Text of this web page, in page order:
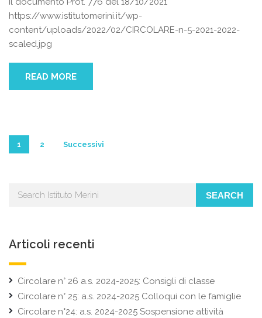
https://www.istitutomerini.it/wp-
content/uploads/2022/02/CIRCOLARE-n-5-2021-2022-
scaled.jpg
READ MORE
Paginazione
articoli
1 2 Successivi
SEARCH
Articoli recenti
Circolare n° 26 a.s. 2024-2025: Consigli di classe
Circolare n° 25: a.s. 2024-2025 Colloqui con le famiglie
Circolare n°24: a.s. 2024-2025 Sospensione attività